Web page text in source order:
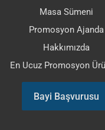
Masa Sümeni
Promosyon Ajanda
Hakkımızda
En Ucuz Promosyon
Bayi Başvurusu